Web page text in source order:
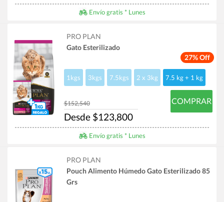
Envío gratis * Lunes
27% Off
PRO PLAN
Gato Esterilizado
1kgs 3kgs 7.5kgs 2 x 3kg 7.5 kg + 1 kg
$152,540
Desde $123,800
COMPRAR
Envío gratis * Lunes
PRO PLAN
Pouch Alimento Húmedo Gato Esterilizado 85
Grs